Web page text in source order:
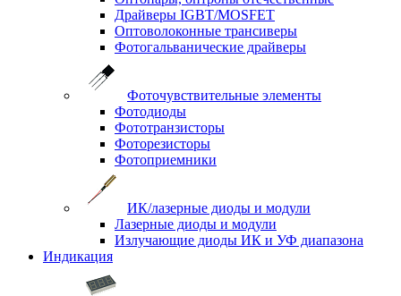
Драйверы IGBT/MOSFET
Оптоволоконные трансиверы
Фотогальванические драйверы
Фоточувствительные элементы
Фотодиоды
Фототранзисторы
Фоторезисторы
Фотоприемники
ИК/лазерные диоды и модули
Лазерные диоды и модули
Излучающие диоды ИК и УФ диапазона
Индикация